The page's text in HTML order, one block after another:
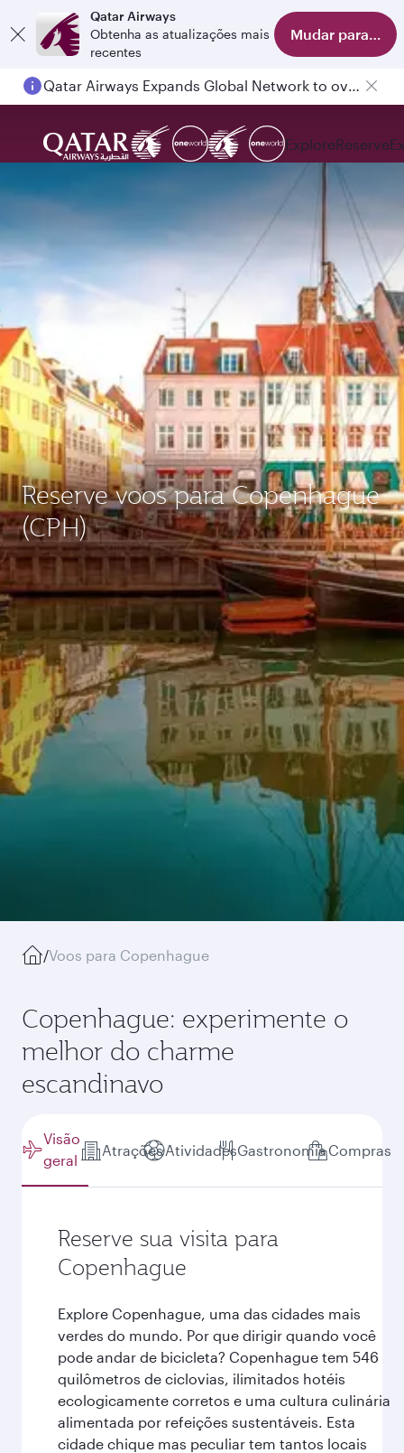
Qatar Airways
Obtenha as atualizações mais
recentes
Mudar para o
Passengers flying between Doha and Auckland on QR914 and QR915
ExploreReserve
Reserve voos para Copenhague
(CPH)
/Voos para Copenhague
Copenhague: experimente o
melhor do charme
escandinavo
Visão
geral
AtraçõesAtividadesGastronomiaCompras
Reserve sua visita para
Copenhague
Explore Copenhague, uma das cidades mais
verdes do mundo. Por que dirigir quando você
pode andar de bicicleta? Copenhague tem 546
quilômetros de ciclovias, ilimitados hotéis
ecologicamente corretos e uma cultura culinária
alimentada por refeições sustentáveis. Esta
cidade chique mas peculiar tem tantos locais